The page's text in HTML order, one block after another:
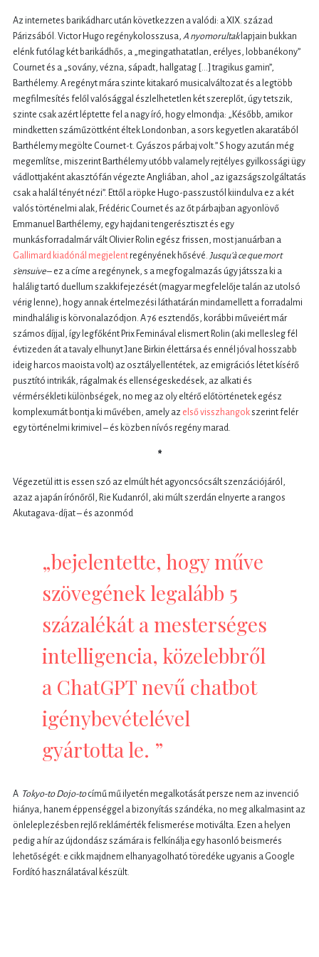
Az internetes barikádharc után következzen a valódi: a XIX. század
Párizsából. Victor Hugo regénykolosszusa, A nyomorultaklapjain bukkan
elénk futólag két barikádhős, a „megingathatatlan, erélyes, lobbanékony”
Cournet és a „sovány, vézna, sápadt, hallgatag […] tragikus gamin”,
Barthélemy. A regényt mára szinte kitakaró musicalváltozat és a legtöbb
megfilmesítés felől valósággal észlelhetetlen két szereplőt, úgy tetszik,
szinte csak azért léptette fel a nagy író, hogy elmondja: „Később, amikor
mindketten száműzöttként éltek Londonban, a sors kegyetlen akaratából
Barthélemy megölte Cournet-t. Gyászos párbaj volt.” S hogy azután még
megemlítse, miszerint Barthélemy utóbb valamely rejtélyes gyilkossági ügy
vádlottjaként akasztófán végezte Angliában, ahol „az igazságszolgáltatás
csak a halál tényét nézi”. Ettől a röpke Hugo-passzustól kiindulva ez a két
valós történelmi alak, Frédéric Cournet és az őt párbajban agyonlövő
Emmanuel Barthélemy, egy hajdani tengerésztiszt és egy
munkásforradalmár vált Olivier Rolin egész frissen, most januárban a
Gallimard kiadónál megjelentregényének hősévé. Jusqu'à ce que mort
s'ensuive– ez a címe a regénynek, s a megfogalmazás úgy játssza ki a
halálig tartó duellum szakkifejezését (magyar megfelelője talán az utolsó
vérig lenne), hogy annak értelmezési láthatárán mindamellett a forradalmi
mindhalálig is körvonalazódjon. A 76 esztendős, korábbi műveiért már
számos díjjal, így legfőként Prix Feminával elismert Rolin (aki mellesleg fél
évtizeden át a tavaly elhunyt Jane Birkin élettársa és ennél jóval hosszabb
ideig harcos maoista volt) az osztályellentétek, az emigrációs létet kísérő
pusztító intrikák, rágalmak és ellenségeskedések, az alkati és
vérmérsékleti különbségek, no meg az oly eltérő előtörténetek egész
komplexumát bontja ki művében, amely az első visszhangokszerint felér
egy történelmi krimivel – és közben nívós regény marad.
*
Végezetül itt is essen szó az elmúlt hét agyoncsócsált szenzációjáról,
azaz a japán írónőről, Rie Kudanról, aki múlt szerdán elnyerte a rangos
Akutagava-díjat – és azonmód
„bejelentette, hogy műve
szövegének legalább 5
százalékát a mesterséges
intelligencia, közelebbről
a ChatGPT nevű chatbot
igénybevételével
gyártotta le. ”
A Tokyo-to Dojo-tocímű mű ilyetén megalkotását persze nem az invenció
hiánya, hanem éppenséggel a bizonyítás szándéka, no meg alkalmasint az
önleleplezésben rejlő reklámérték felismerése motiválta. Ezen a helyen
pedig a hír az újdondász számára is felkínálja egy hasonló beismerés
lehetőségét: e cikk majdnem elhanyagolható töredéke ugyanis a Google
Fordító használatával készült.